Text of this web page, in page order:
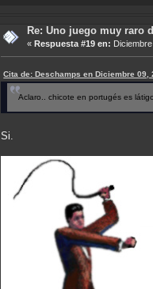
Re: Uno juego muy raro
« Respuesta #19 en:
Cita de: Deschamps en Diciembre 09,
Aclaro.. chicote en portugés es
Si.